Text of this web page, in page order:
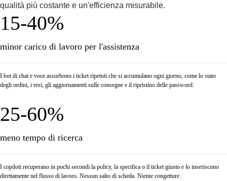
qualità più costante e un'efficienza misurabile.
15-40%
minor carico di lavoro per l'assistenza
I bot di chat e voce assorbono i ticket ripetuti che si accumulano ogni giorno, come lo stato
degli ordini, i resi, gli aggiornamenti sulle consegne e il ripristino delle password.
25-60%
meno tempo di ricerca
I copiloti recuperano in pochi secondi la policy, la specifica o il ticket giusto e lo inseriscono
direttamente nel flusso di lavoro. Nessun salto di scheda. Niente congetture.